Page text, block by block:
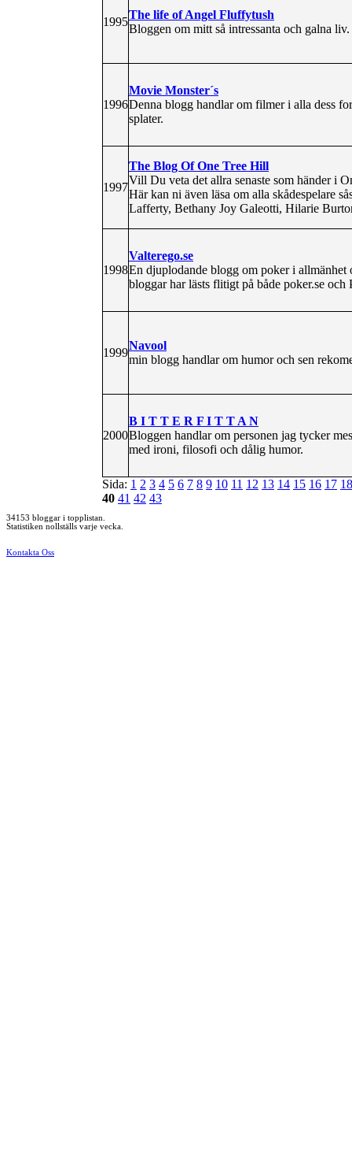
1995
The life of Angel Fluffytush
Bloggen om mitt så intressanta och galna liv.
1996
Movie Monster´s
Denna blogg handlar om filmer i alla dess
splater.
1997
The Blog Of One Tree Hill
Vill Du veta det allra senaste som händer i
Här kan ni även läsa om alla skådespelare
Lafferty, Bethany Joy Galeotti, Hilarie
1998
Valterego.se
En djuplodande blogg om poker i allmänhet
bloggar har lästs flitigt på både poker.se och
1999
Navool
min blogg handlar om humor och sen
2000
B I T T E R F I T T A N
Bloggen handlar om personen jag tycker
med ironi, filosofi och dålig humor.
Sida: 1 2 3 4 5 6 7 8 9 10 11 12 13 14 15 16 17 18
40 41 42 43
34153 bloggar i topplistan.
Statistiken nollställs varje vecka.
Kontakta Oss